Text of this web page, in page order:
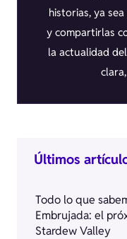
historias, ya
y compartirlas
la actualidad
Últimos
Todo lo que
Embrujada: el
Stardew Valley